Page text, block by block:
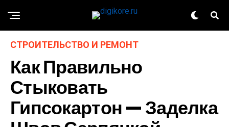
СТРОИТЕЛЬСТВО И РЕМОНТ
Как Правильно
Стыковать
Гипсокартон — Заделка